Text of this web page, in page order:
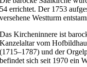
54 errichtet. Der 1753
versehene Westturm
Das Kircheninnere ist
Kanzelaltar vom
(1715–1787) und der
befindet sich seit 1970 ein